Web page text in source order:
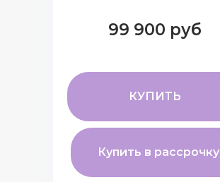
Купить в рассрочку
КУПИТЬ
99 900 руб